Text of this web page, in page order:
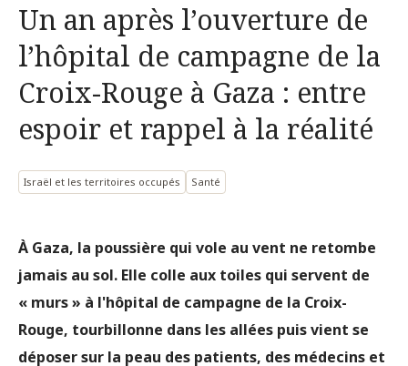
Un an après l’ouverture de
l’hôpital de campagne de la
Croix-Rouge à Gaza : entre
espoir et rappel à la réalité
Israël et les territoires occupés Santé
À Gaza, la poussière qui vole au vent ne retombe
jamais au sol. Elle colle aux toiles qui servent de
« murs » à l'hôpital de campagne de la Croix-
Rouge, tourbillonne dans les allées puis vient se
déposer sur la peau des patients, des médecins et